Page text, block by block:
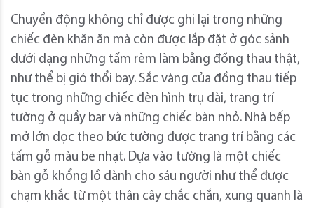
Chuyển động không chỉ được ghi lại trong những
chiếc đèn khăn ăn mà còn được lắp đặt ở góc sảnh
dưới dạng những tấm rèm làm bằng đồng thau thật,
như thể bị gió thổi bay. Sắc vàng của đồng thau tiếp
tục trong những chiếc đèn hình trụ dài, trang trí
tường ở quầy bar và những chiếc bàn nhỏ. Nhà bếp
mở lớn dọc theo bức tường được trang trí bằng các
tấm gỗ màu be nhạt. Dựa vào tường là một chiếc
bàn gỗ khổng lồ dành cho sáu người như thể được
chạm khắc từ một thân cây chắc chắn, xung quanh là